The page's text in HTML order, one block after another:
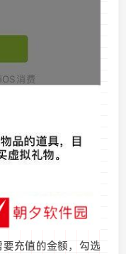
充值的金额，勾选